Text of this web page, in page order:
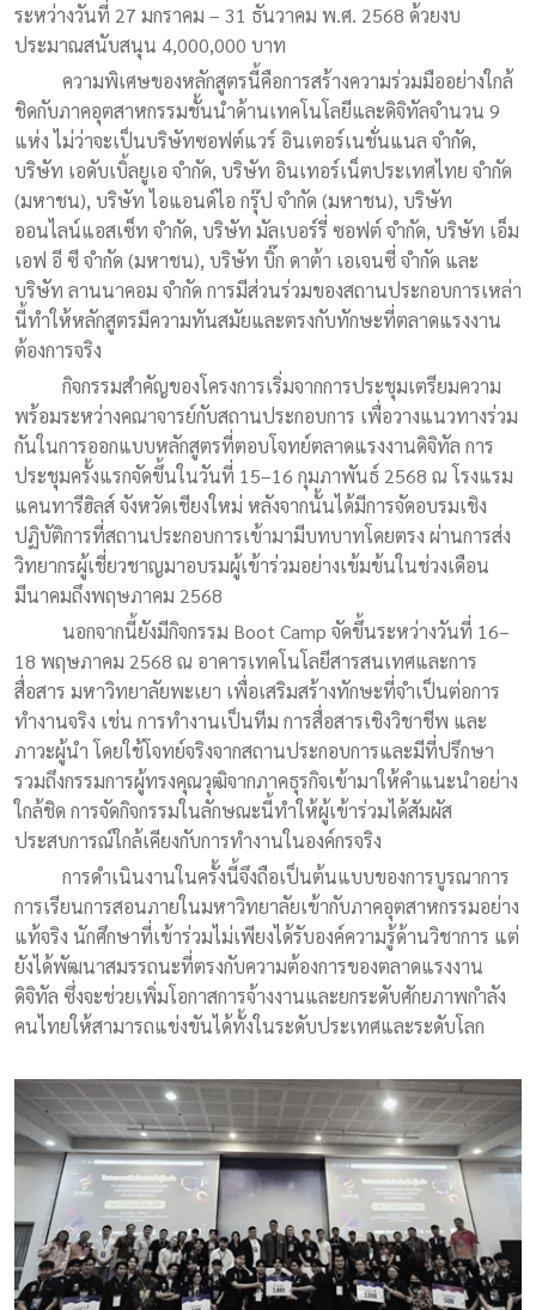
ระหว่างวันที่ 27 มกราคม – 31 ธันวาคม พ.ศ. 2568 ด้วยงบ
ประมาณสนับสนุน 4,000,000 บาท
ความพิเศษของหลักสูตรนี้คือการสร้างความร่วมมืออย่างใกล้
ชิดกับภาคอุตสาหกรรมชั้นนำด้านเทคโนโลยีและดิจิทัลจำนวน 9
แห่ง ไม่ว่าจะเป็นบริษัทซอฟต์แวร์ อินเตอร์เนชั่นแนล จำกัด,
บริษัท เอดับเบิ้ลยูเอ จำกัด, บริษัท อินเทอร์เน็ตประเทศไทย จำกัด
(มหาชน), บริษัท ไอแอนด์ไอ กรุ๊ป จำกัด (มหาชน), บริษัท
ออนไลน์แอสเซ็ท จำกัด, บริษัท มัลเบอร์รี่ ซอฟต์ จำกัด, บริษัท เอ็ม
เอฟ อี ซี จำกัด (มหาชน), บริษัท บิ๊ก ดาต้า เอเจนซี่ จำกัด และ
บริษัท ลานนาคอม จำกัด การมีส่วนร่วมของสถานประกอบการเหล่า
นี้ทำให้หลักสูตรมีความทันสมัยและตรงกับทักษะที่ตลาดแรงงาน
ต้องการจริง
กิจกรรมสำคัญของโครงการเริ่มจากการประชุมเตรียมความ
พร้อมระหว่างคณาจารย์กับสถานประกอบการ เพื่อวางแนวทางร่วม
กันในการออกแบบหลักสูตรที่ตอบโจทย์ตลาดแรงงานดิจิทัล การ
ประชุมครั้งแรกจัดขึ้นในวันที่ 15–16 กุมภาพันธ์ 2568 ณ โรงแรม
แคนทารีฮิลส์ จังหวัดเชียงใหม่ หลังจากนั้นได้มีการจัดอบรมเชิง
ปฏิบัติการที่สถานประกอบการเข้ามามีบทบาทโดยตรง ผ่านการส่ง
วิทยากรผู้เชี่ยวชาญมาอบรมผู้เข้าร่วมอย่างเข้มข้นในช่วงเดือน
มีนาคมถึงพฤษภาคม 2568
นอกจากนี้ยังมีกิจกรรม Boot Camp จัดขึ้นระหว่างวันที่ 16–
18 พฤษภาคม 2568 ณ อาคารเทคโนโลยีสารสนเทศและการ
สื่อสาร มหาวิทยาลัยพะเยา เพื่อเสริมสร้างทักษะที่จำเป็นต่อการ
ทำงานจริง เช่น การทำงานเป็นทีม การสื่อสารเชิงวิชาชีพ และ
ภาวะผู้นำ โดยใช้โจทย์จริงจากสถานประกอบการและมีที่ปรึกษา
รวมถึงกรรมการผู้ทรงคุณวุฒิจากภาคธุรกิจเข้ามาให้คำแนะนำอย่าง
ใกล้ชิด การจัดกิจกรรมในลักษณะนี้ทำให้ผู้เข้าร่วมได้สัมผัส
ประสบการณ์ใกล้เคียงกับการทำงานในองค์กรจริง
การดำเนินงานในครั้งนี้จึงถือเป็นต้นแบบของการบูรณาการ
การเรียนการสอนภายในมหาวิทยาลัยเข้ากับภาคอุตสาหกรรมอย่าง
แท้จริง นักศึกษาที่เข้าร่วมไม่เพียงได้รับองค์ความรู้ด้านวิชาการ แต่
ยังได้พัฒนาสมรรถนะที่ตรงกับความต้องการของตลาดแรงงาน
ดิจิทัล ซึ่งจะช่วยเพิ่มโอกาสการจ้างงานและยกระดับศักยภาพกำลัง
คนไทยให้สามารถแข่งขันได้ทั้งในระดับประเทศและระดับโลก